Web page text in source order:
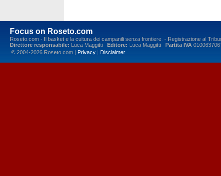
Focus on Roseto.com
Roseto.com - Il basket e la cultura dei campanili senza frontiere. - Registrazione al
Direttore responsabile: Luca Maggitti Editore: Luca Maggitti Partita IVA
© 2004-2026 Roseto.com | Privacy | Disclaimer